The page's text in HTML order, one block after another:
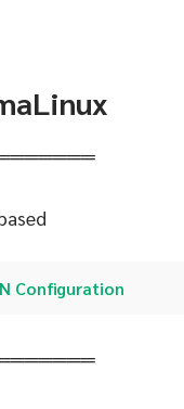
Configuration